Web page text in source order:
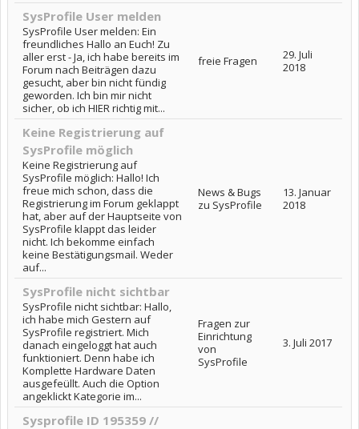
SysProfile User melden
SysProfile User melden: Ein
freundliches Hallo an Euch! Zu
aller erst - Ja, ich habe bereits im
Forum nach Beiträgen dazu
gesucht, aber bin nicht fündig
geworden. Ich bin mir nicht
sicher, ob ich HIER richtig mit...
freie Fragen
29. Juli
2018
Keine Registrierung auf
SysProfile möglich
Keine Registrierung auf
SysProfile möglich: Hallo! Ich
freue mich schon, dass die
Registrierung im Forum geklappt
hat, aber auf der Hauptseite von
SysProfile klappt das leider
nicht. Ich bekomme einfach
keine Bestätigungsmail. Weder
auf...
News & Bugs
zu SysProfile
13. Januar
2018
SysProfile nicht sichtbar
SysProfile nicht sichtbar: Hallo,
ich habe mich Gestern auf
SysProfile registriert. Mich
danach eingeloggt hat auch
funktioniert. Denn habe ich
Komplette Hardware Daten
ausgefeüllt. Auch die Option
angeklickt Kategorie im...
Fragen zur
Einrichtung
von
SysProfile
3. Juli 2017
Sysprofile ID 195359 //